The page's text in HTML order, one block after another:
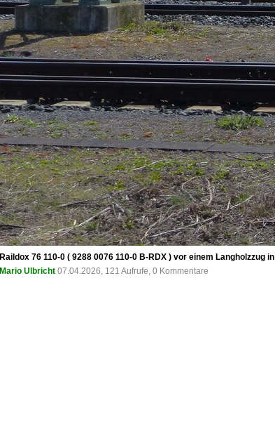
Raildox 76 110-0 ( 9288 0076 110-0 B-RDX ) vor einem Langholzzug
Mario Ulbricht 07.04.2026, 121 Aufrufe, 0 Kommentare